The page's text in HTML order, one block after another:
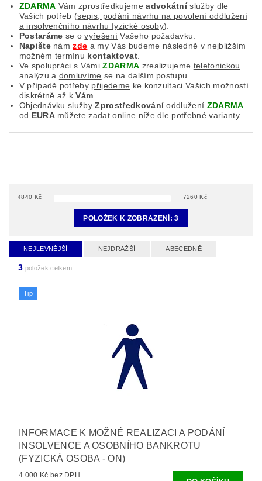
ZDARMA Vám zprostředkujemeadvokátníslužby dle
Vašich potřeb (sepis, podání návrhu na povolení oddlužení
a insolvenčního návrhu fyzické osoby).
Postaráme se ovyřešeníVašeho požadavku.
Napištenámzde a my Vás budeme následně v nejbližším
možném termínu kontaktovat.
Ve spolupráci s VámiZDARMA zrealizujeme telefonickou
analýzu a domluvíme se na dalším postupu.
V případě potřeby přijedeme ke konzultaci Vašich možností
diskrétně až kVám
Objednávku službyZprostředkováníoddlužení ZDARMA
od EURA můžete zadat online níže dle potřebné varianty.
4840 Kč 7260 Kč
POLOŽEK K ZOBRAZENÍ:3
NEJLEVNĚJŠÍ NEJDRAŽŠÍ ABECEDNĚ
3 položek celkem
Tip
INFORMACE K MOŽNÉ REALIZACI A PODÁNÍ
INSOLVENCE A OSOBNÍHO BANKROTU
(FYZICKÁ OSOBA - ON)
4 000 Kč bez DPH